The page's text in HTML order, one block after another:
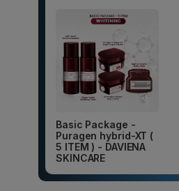
Basic Package -
Puragen hybrid-XT (
5 ITEM ) - DAVIENA
SKINCARE